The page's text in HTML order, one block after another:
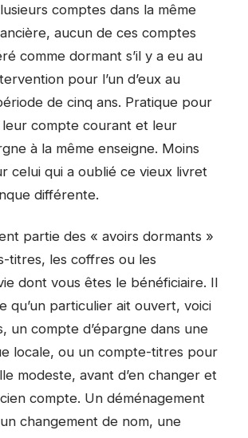
comptes dans la même
aucun de ces comptes
comme dormant s’il y a eu au
pour l’un d’eux au
de cinq ans. Pratique pour
compte courant et leur
à la même enseigne. Moins
celui qui a oublié ce vieux livret
différente.
partie des « avoirs dormants »
titres, les coffres ou les
dont vous êtes le bénéficiaire. Il
qu’un particulier ait ouvert, voici
un compte d’épargne dans une
locale, ou un compte-titres pour
modeste, avant d’en changer et
compte. Un déménagement
changement de nom, une